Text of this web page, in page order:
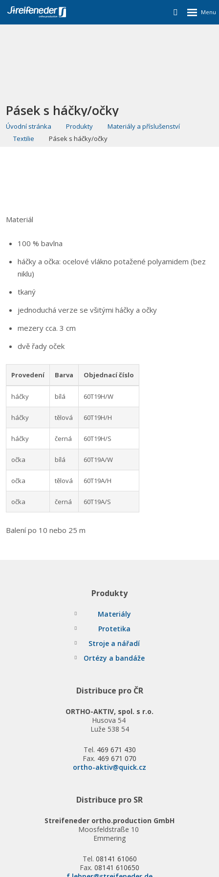
Pásek s háčky/očky
Úvodní stránka Produkty
Materiály a příslušenství
Textilie
Pásek s háčky/očky
Materiál
100 % bavlna
háčky a očka: ocelové vlákno potažené polyamidem (bez
niklu)
tkaný
jednoduchá verze se všitými háčky a očky
mezery cca. 3 cm
dvě řady oček
Provedení Barva Objednací číslo
háčky bílá 60T19H/W
háčky tělová 60T19H/H
háčky černá 60T19H/S
očka bílá 60T19A/W
očka tělová 60T19A/H
očka černá 60T19A/S
Balení po 10 nebo 25 m
Produkty
Materiály
Protetika
Stroje a nářadí
Ortézy a bandáže
Distribuce pro ČR
ORTHO-AKTIV, spol. s r.o.
Husova 54
Luže 538 54
Tel. 469 671 430
Fax. 469 671 070
ortho-aktiv@quick.cz
Distribuce pro SR
Streifeneder ortho.production GmbH
Moosfeldstraße 10
Emmering
Tel. 08141 61060
Fax. 08141 610650